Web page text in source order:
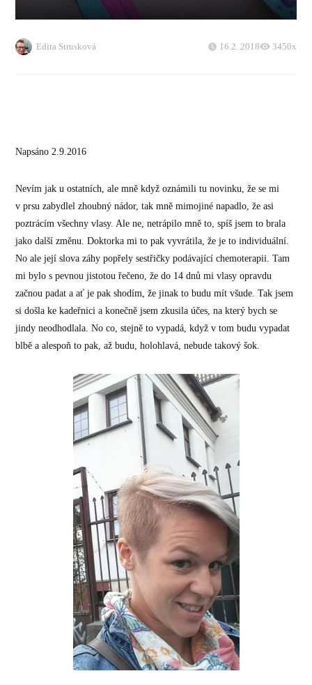
Edita Strusková 16.2. 2018 3450x
Napsáno 2.9.2016
Nevím jak u ostatních, ale mně když oznámili tu novinku, že se mi
v prsu zabydlel zhoubný nádor, tak mně mimojiné napadlo, že asi
poztrácím všechny vlasy. Ale ne, netrápilo mně to, spíš jsem to brala
jako další změnu. Doktorka mi to pak vyvrátila, že je to individuální.
No ale její slova záhy popřely sestřičky podávající chemoterapii. Tam
mi bylo s pevnou jistotou řečeno, že do 14 dnů mi vlasy opravdu
začnou padat a ať je pak shodím, že jinak to budu mít všude. Tak jsem
si došla ke kadeřnici a konečně jsem zkusila účes, na který bych se
jindy neodhodlala. No co, stejně to vypadá, když v tom budu vypadat
blbě a alespoň to pak, až budu, holohlavá, nebude takový šok.